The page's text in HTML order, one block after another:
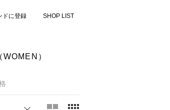
ドに登録 SHOP LIST
）